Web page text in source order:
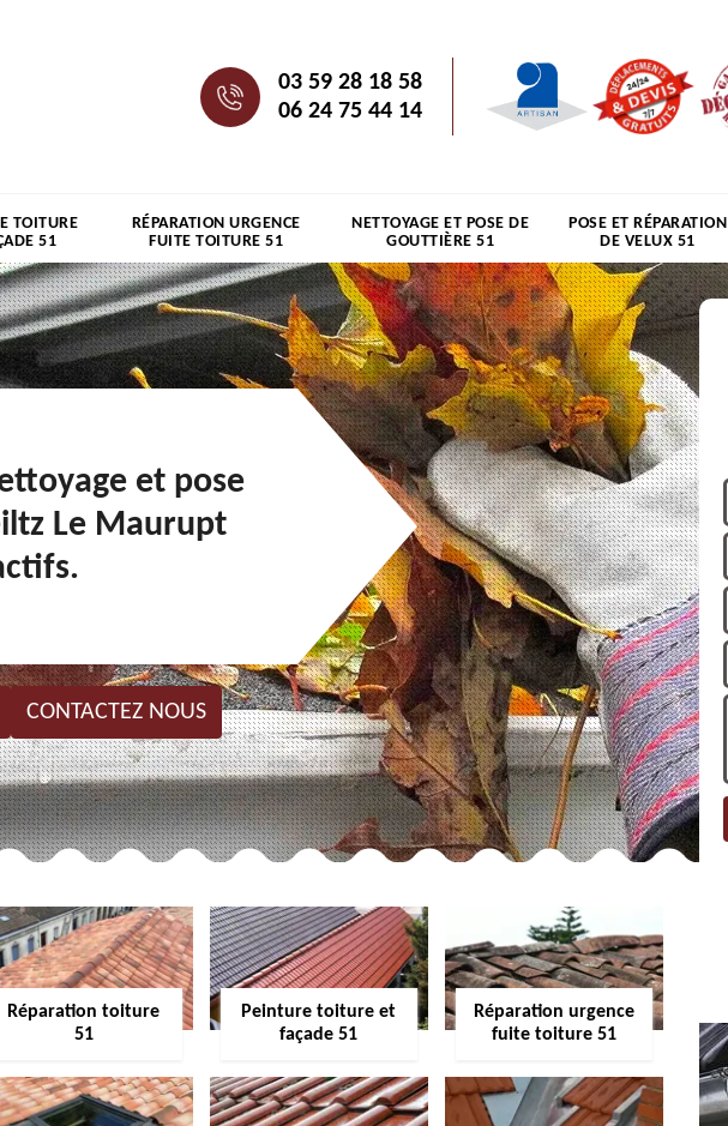
03 59 28 18 58
06 24 75 44 14
TOITURE
51
RÉPARATION URGENCE
FUITE TOITURE 51
NETTOYAGE ET POSE DE
GOUTTIÈRE 51
POSE ET RÉPARATION
DE VELUX 51
et pose
Le Maurupt
CONTACTEZ NOUS
Réparation toiture
51
Peinture toiture et
façade 51
Réparation urgence
fuite toiture 51